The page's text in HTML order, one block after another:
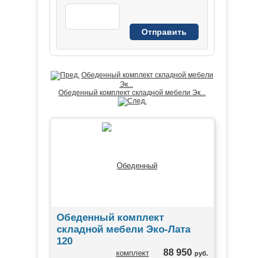
Обеденный комплект складной мебели
Эк...
Обеденный комплект складной мебели Эк...
Обеденный комплект
складной мебели Эко-Лата
120
88 950 руб.